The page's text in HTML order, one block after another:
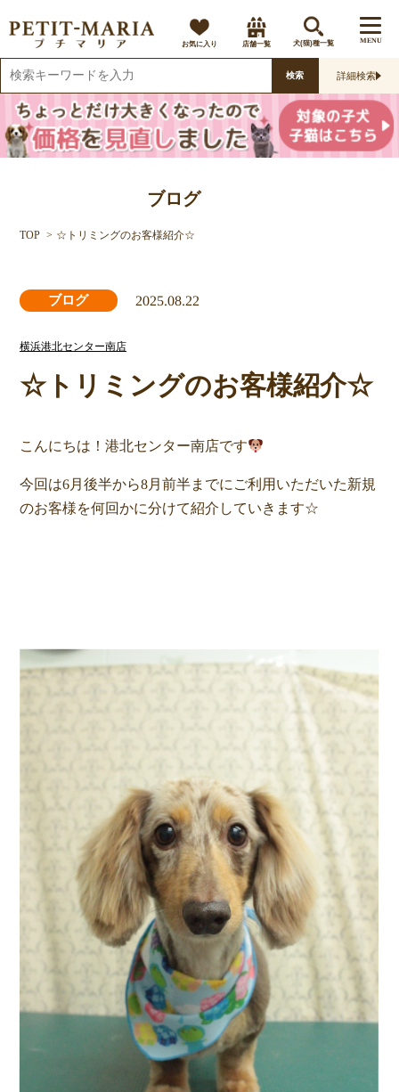
お気に入り 店舗一覧 犬(猫)種一覧 MENU
検索 詳細検索
ブログ
TOP ☆トリミングのお客様紹介☆
ブログ 2025.08.22
横浜港北センター南店
☆トリミングのお客様紹介☆
こんにちは！港北センター南店です
今回は6月後半から8月前半までにご利用いただいた新規
のお客様を何回かに分けて紹介していきます☆